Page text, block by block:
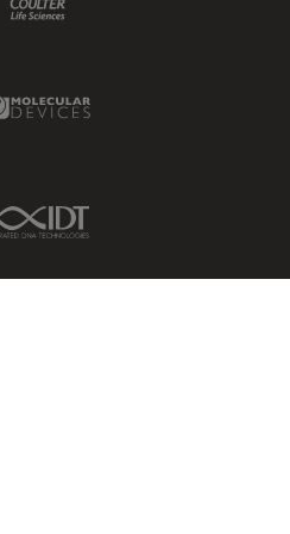
Molecular Devices Link
IDT Link